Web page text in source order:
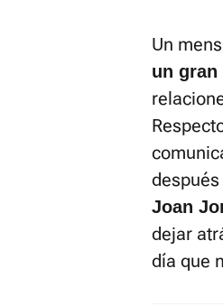
Un
un gran
después
Joan
dejar
día que